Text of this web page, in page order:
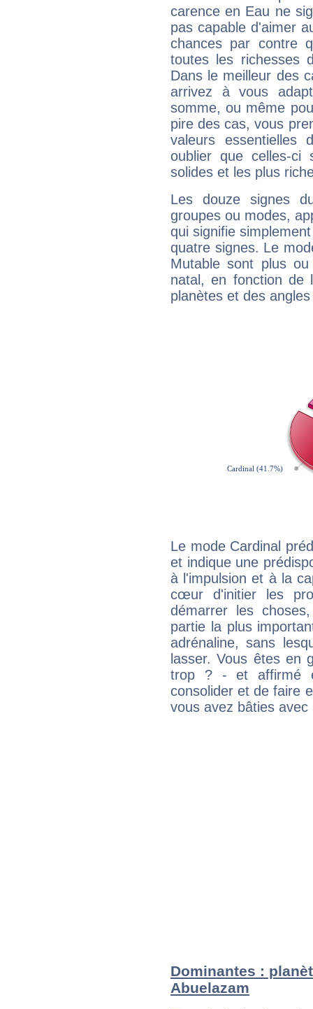
carence en Eau ne
pas capable d'aimer
chances par contre
toutes les richesses
Dans le meilleur des
arrivez à vous
somme, ou même
pire des cas, vous
valeurs
oublier que celles-
solides et les plus
Les douze signes
groupes ou modes,
qui signifie
quatre signes. Le
Mutable sont plus
natal, en fonction de
planètes et des
Le mode Cardinal
et indique une
à l'impulsion et à la
cœur d'initier les
démarrer les
partie la plus
adrénaline, sans
lasser. Vous êtes en
trop ? - et affirmé
consolider et de faire
vous avez bâties avec
Dominantes :
Abuelazam